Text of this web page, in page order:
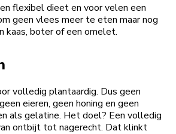
flexibel dieet en voor velen een
geen vlees meer te eten maar nog
kaas, boter of een omelet.
volledig plantaardig. Dus geen
eieren, geen honing en geen
als gelatine. Het doel? Een volledig
ontbijt tot nagerecht. Dat klinkt